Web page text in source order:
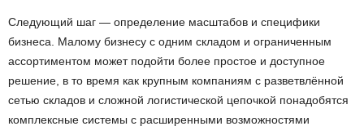
Следующий шаг — определение масштабов и специфики
бизнеса. Малому бизнесу с одним складом и ограниченным
ассортиментом может подойти более простое и доступное
решение, в то время как крупным компаниям с разветвлённой
сетью складов и сложной логистической цепочкой понадобятся
комплексные системы с расширенными возможностями